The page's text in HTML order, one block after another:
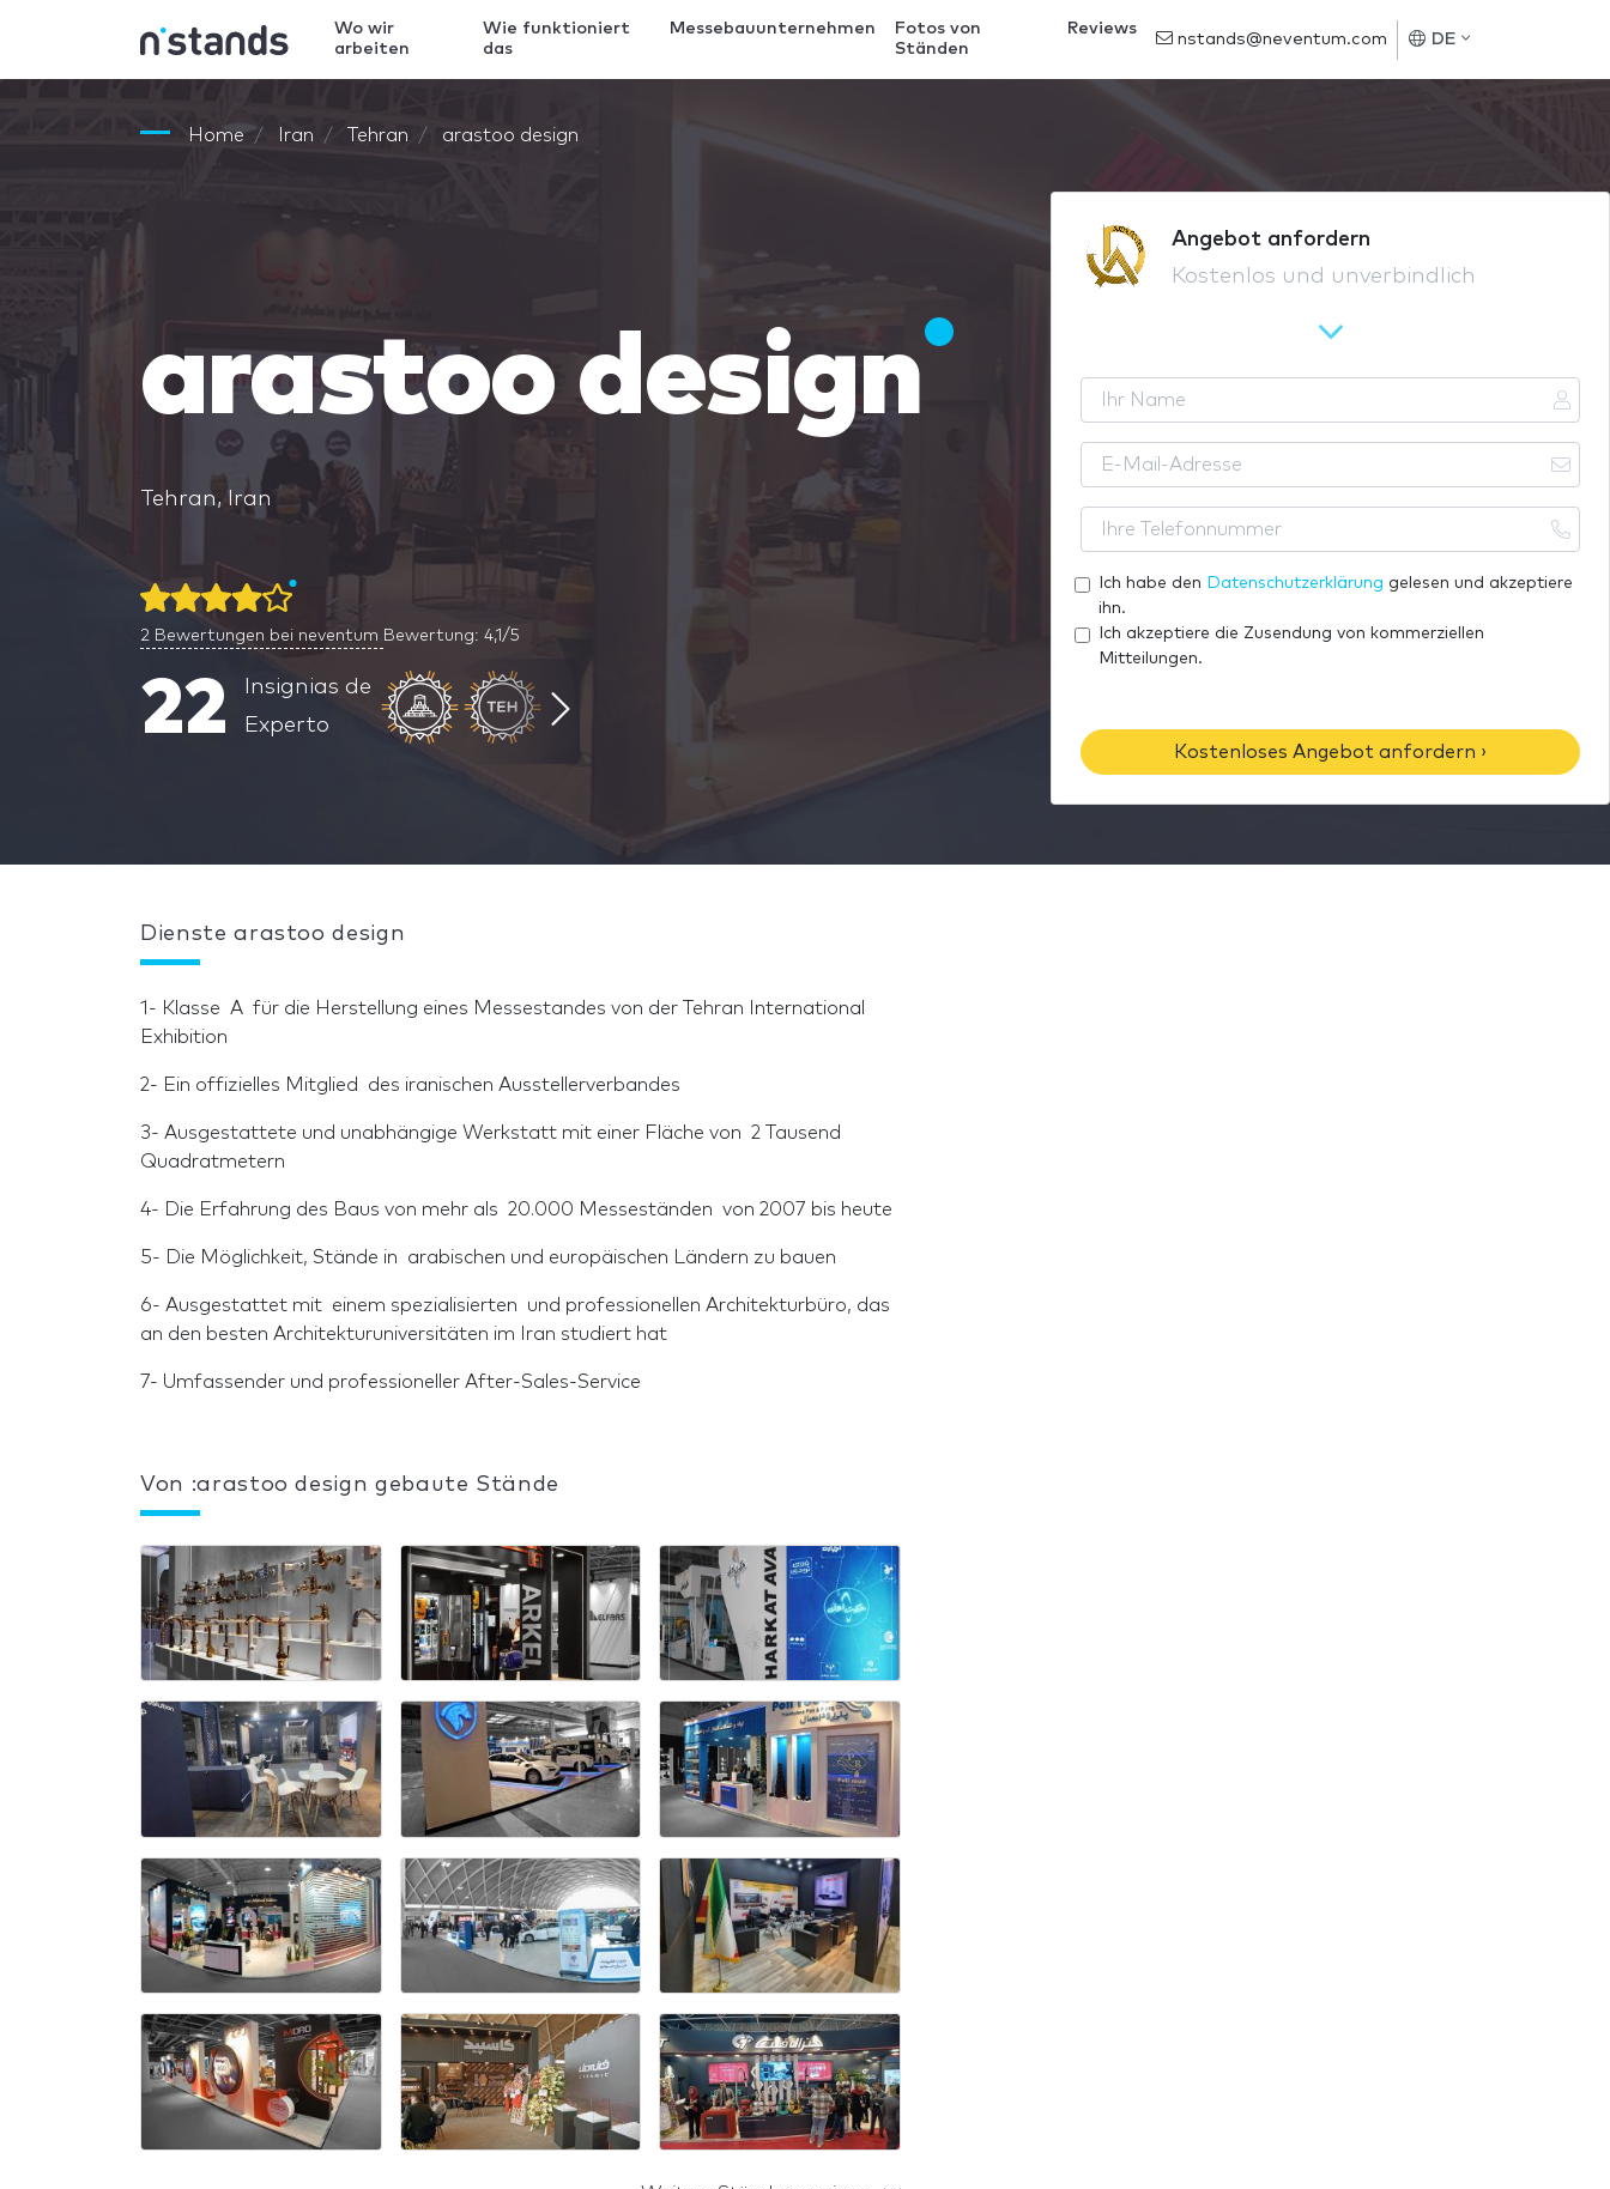
Wo wir
arbeiten
Wie funktioniert
das
Messebauunternehmen
Fotos von
Ständen
Reviews
nstands@neventum.com DE
Home Iran Tehran arastoo design
arastoo design
Tehran, Iran
2 Bewertungen bei neventum Bewertung: 4,1/5
22
Insignias de
Experto
Angebot anfordern
Kostenlos und unverbindlich
h
r
a
-
M
l
-
e
s
s
h
r
T
f
n
u
Ich habe den Datenschutzerklärung gelesen und akzeptiere
ihn.
Ich akzeptiere die Zusendung von kommerziellen
Mitteilungen.
Kostenloses Angebot anfordern ›
Dienste arastoo design
1- Klasse A für die Herstellung eines Messestandes von der Tehran International
Exhibition
2- Ein offizielles Mitglied des iranischen Ausstellerverbandes
3- Ausgestattete und unabhängige Werkstatt mit einer Fläche von 2 Tausend
Quadratmetern
4- Die Erfahrung des Baus von mehr als 20.000 Messeständen von 2007 bis heute
5- Die Möglichkeit, Stände in arabischen und europäischen Ländern zu bauen
6- Ausgestattet mit einem spezialisierten und professionellen Architekturbüro, das
an den besten Architekturuniversitäten im Iran studiert hat
7- Umfassender und professioneller After-Sales-Service
Von :arastoo design gebaute Stände